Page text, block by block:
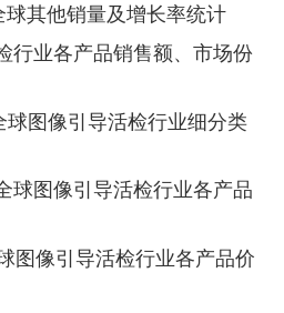
球其他销量及增长率统计
行业各产品销售额、市场份
球图像引导活检行业细分类
球图像引导活检行业各产品
图像引导活检行业各产品价